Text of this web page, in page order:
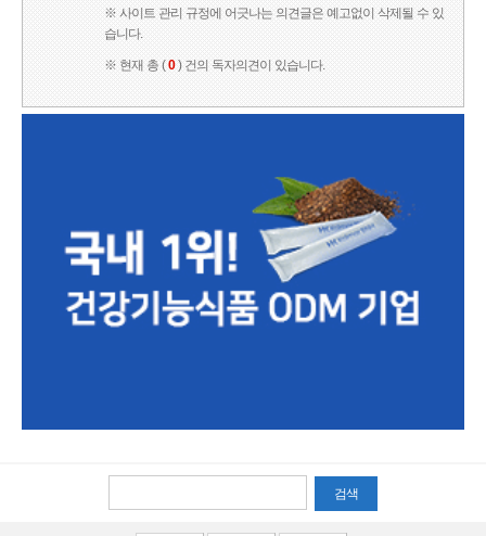
※ 사이트 관리 규정에 어긋나는 의견글은 예고없이 삭제될 수 있
습니다.
※ 현재 총 (0) 건의 독자의견이 있습니다.
검색